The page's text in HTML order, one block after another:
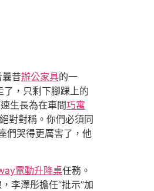
曩昔辦公家具的一
，只剩下腳踝上的
生長為在車間巧寓
對對稱。你們必須同
們哭得更厲害了，他
電動升降桌任務。
李澤彤擔任“批示”加